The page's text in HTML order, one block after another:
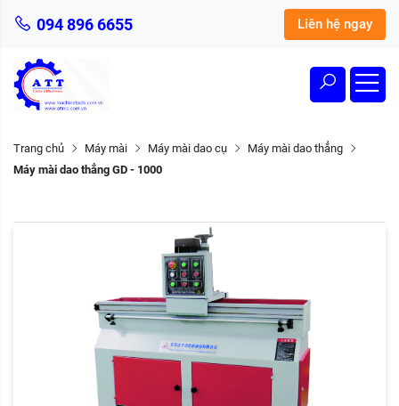
094 896 6655 Liên hệ ngay
Trang chủ Máy mài Máy mài dao cụ
Máy mài dao thẳng
Máy mài dao thẳng GD - 1000